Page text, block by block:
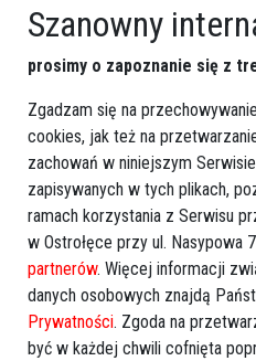
Rozrywka i rekreacja
Gastronomia
Ostrołęka, Ostrołęka, tel. 505 988 189
Catering
Rozrywka i rekreacja
Gastronomia
Czarna Owca Wege Bar
Ostrołęka, ul. Kilińskiego 2a, tel.(29)
Rozrywka i rekreacja
Gastronomia
Rozrywka i rekreacja
Restauracje
Rozrywka i rekreacja
Pizzerie
Rozrywka i rekreacja
Bary
Szanowny
prosimy o zapoznanie się z
Zgadzam się na
cookies, jak też na
zachowań w niniejszym
zapisywanych w tych plikach,
ramach korzystania z Serwisu
w Ostrołęce przy ul. Nasypowa
partnerów. Więcej informacji
danych osobowych znajdą
Prywatności. Zgoda na
być w każdej chwili cofnięta